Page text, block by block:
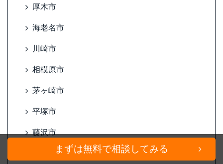
厚木市
海老名市
川崎市
相模原市
茅ヶ崎市
平塚市
藤沢市
横須賀市まずは無料で相談してみる